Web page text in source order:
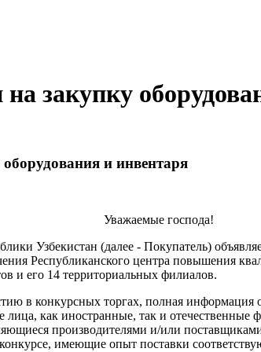
закупку
и инвентаря
Уважаемые господа!
Узбекистан (далее - Покупатель)
Республиканского центра повышения
и его 14 территориальных филиалов.
в конкурсных торгах, полная информация
лица, как иностранные, так и
производителями и/или
имеющие опыт поставки